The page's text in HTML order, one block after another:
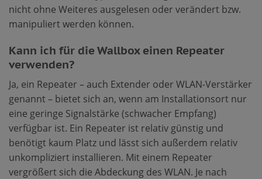
nicht ohne Weiteres ausgelesen oder verändert bzw.
manipuliert werden können.
Kann ich für die Wallbox einen Repeater
verwenden?
Ja, ein Repeater – auch Extender oder WLAN-Verstärker
genannt – bietet sich an, wenn am Installationsort nur
eine geringe Signalstärke (schwacher Empfang)
verfügbar ist. Ein Repeater ist relativ günstig und
benötigt kaum Platz und lässt sich außerdem relativ
unkompliziert installieren. Mit einem Repeater
vergrößert sich die Abdeckung des WLAN. Je nach